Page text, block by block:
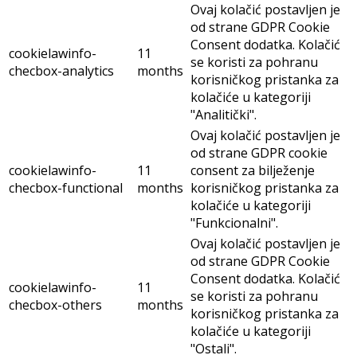
cookielawinfo-
checbox-analytics
11
months
Ovaj kolačić postavljen je
od strane GDPR Cookie
Consent dodatka. Kolačić
se koristi za pohranu
korisničkog pristanka za
kolačiće u kategoriji
"Analitički".
cookielawinfo-
checbox-functional
11
months
Ovaj kolačić postavljen je
od strane GDPR cookie
consent za bilježenje
korisničkog pristanka za
kolačiće u kategoriji
"Funkcionalni".
cookielawinfo-
checbox-others
11
months
Ovaj kolačić postavljen je
od strane GDPR Cookie
Consent dodatka. Kolačić
se koristi za pohranu
korisničkog pristanka za
kolačiće u kategoriji
"Ostali".